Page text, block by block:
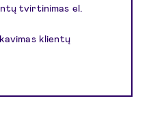
tvirtinimas el.
klientų